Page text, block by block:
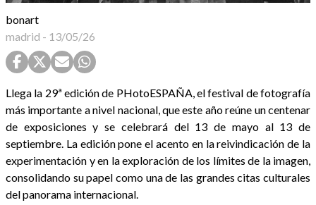
bonart
madrid - 13/05/26
Llega la 29ª edición de PHotoESPAÑA, el festival de fotografía
más importante a nivel nacional, que este año reúne un centenar
de exposiciones y se celebrará del 13 de mayo al 13 de
septiembre. La edición pone el acento en la reivindicación de la
experimentación y en la exploración de los límites de la imagen,
consolidando su papel como una de las grandes citas culturales
del panorama internacional.